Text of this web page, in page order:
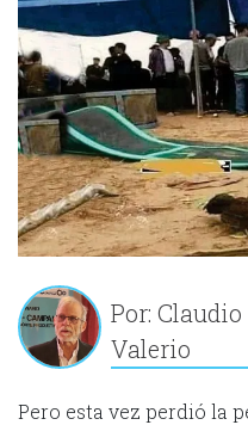
Por: Claudio
Valerio
Pero esta vez perdió la